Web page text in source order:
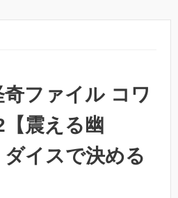
ファイル コワ
震える幽
イスで決める